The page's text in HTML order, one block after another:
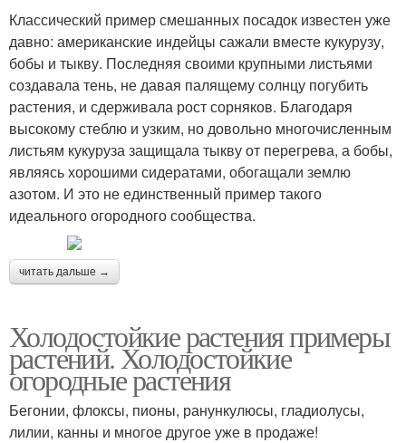
Классический пример смешанных посадок известен уже
давно: американские индейцы сажали вместе кукурузу,
бобы и тыкву. Последняя своими крупными листьями
создавала тень, не давая палящему солнцу погубить
растения, и сдерживала рост сорняков. Благодаря
высокому стеблю и узким, но довольно многочисленным
листьям кукуруза защищала тыкву от перегрева, а бобы,
являясь хорошими сидератами, обогащали землю
азотом. И это не единственный пример такого
идеального огородного сообщества.
читать дальше →
Холодостойкие растения примеры
растений. Холодостойкие
огородные растения
Бегонии, флоксы, пионы, ранункулюсы, гладиолусы,
лилии, канны и многое другое уже в продаже!